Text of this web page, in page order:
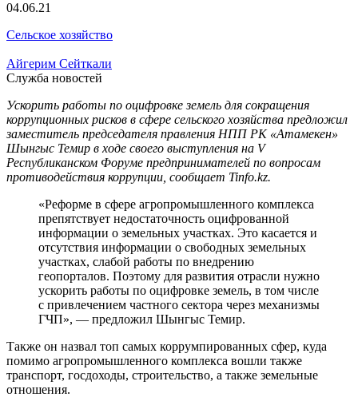
04.06.21
Сельское хозяйство
Айгерим Сейткали
Служба новостей
Ускорить работы по оцифровке земель для сокращения
коррупционных рисков в сфере сельского хозяйства предложил
заместитель председателя правления НПП РК «Атамекен»
Шынгыс Темир в ходе своего выступления на V
Республиканском Форуме предпринимателей по вопросам
противодействия коррупции, сообщает Tinfo.kz.
«Реформе в сфере агропромышленного комплекса
препятствует недостаточность оцифрованной
информации о земельных участках. Это касается и
отсутствия информации о свободных земельных
участках, слабой работы по внедрению
геопорталов. Поэтому для развития отрасли нужно
ускорить работы по оцифровке земель, в том числе
с привлечением частного сектора через механизмы
ГЧП», — предложил Шынгыс Темир.
Также он назвал топ самых коррумпированных сфер, куда
помимо агропромышленного комплекса вошли также
транспорт, госдоходы, строительство, а также земельные
отношения.